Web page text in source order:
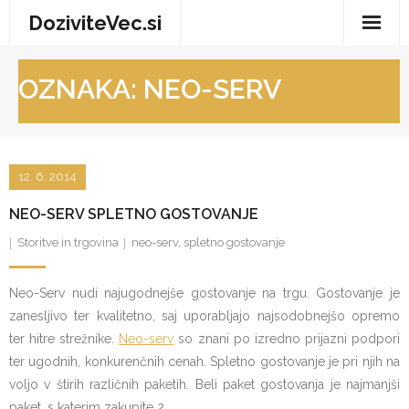
DoziviteVec.si
Turizem in prosti čas
OZNAKA: NEO-SERV
NEO-SERV SPLETNO GOSTOVANJE
12. 6. 2014
Storitve in trgovina neo-serv, spletno gostovanje
Neo-Serv nudi najugodnejše gostovanje na trgu. Gostovanje je
zanesljivo ter kvalitetno, saj uporabljajo najsodobnejšo opremo
ter hitre strežnike.
Neo-serv so znani po izredno prijazni podpori
ter ugodnih, konkurenčnih cenah. Spletno gostovanje je pri njih na
voljo v štirih različnih paketih. Beli paket gostovanja je najmanjši